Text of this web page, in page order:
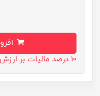
10 درصد مالیات بر ارزش افزوده اضافه خواهد شد.